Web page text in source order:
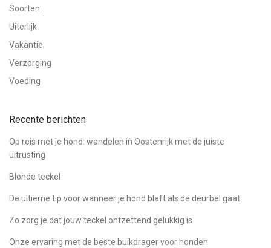
Soorten
Uiterlijk
Vakantie
Verzorging
Voeding
Recente berichten
Op reis met je hond: wandelen in Oostenrijk met de juiste
uitrusting
Blonde teckel
De ultieme tip voor wanneer je hond blaft als de deurbel gaat
Zo zorg je dat jouw teckel ontzettend gelukkig is
Onze ervaring met de beste buikdrager voor honden